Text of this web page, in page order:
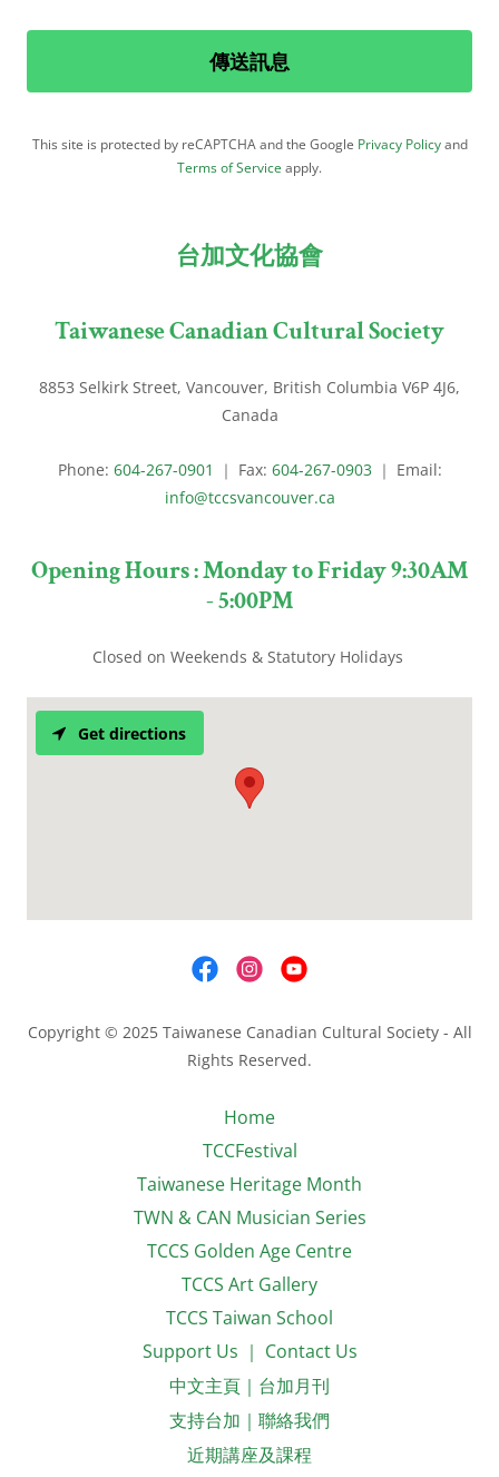
傳送訊息
This site is protected by reCAPTCHA and the Google Privacy Policyand
Terms of Service apply.
台加文化協會
Taiwanese Canadian Cultural Society
8853 Selkirk Street, Vancouver, British Columbia V6P 4J6,
Canada
Phone: 604-267-0901 ｜ Fax: 604-267-0903 ｜ Email:
info@tccsvancouver.ca
Opening Hours : Monday to Friday 9:30AM
- 5:00PM
Closed on Weekends & Statutory Holidays
Get directions
Copyright © 2025 Taiwanese Canadian Cultural Society - All
Rights Reserved.
Home
TCCFestival
Taiwanese Heritage Month
TWN & CAN Musician Series
TCCS Golden Age Centre
TCCS Art Gallery
TCCS Taiwan School
Support Us ｜ Contact Us
中文主頁｜台加月刊
支持台加｜聯絡我們
近期講座及課程